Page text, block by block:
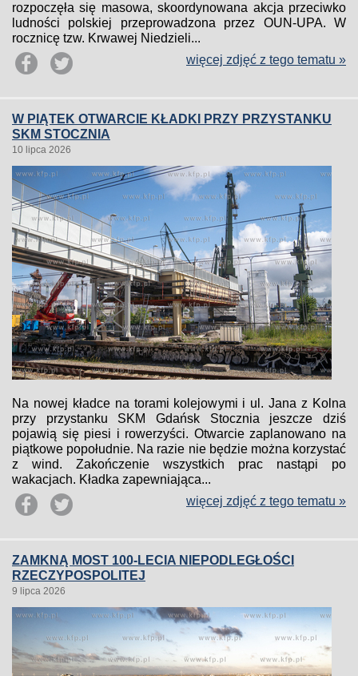
rozpoczęła się masowa, skoordynowana akcja przeciwko
ludności polskiej przeprowadzona przez OUN-UPA. W
rocznicę tzw. Krwawej Niedzieli...
więcej zdjęć z tego tematu »
W PIĄTEK OTWARCIE KŁADKI PRZY PRZYSTANKU
SKM STOCZNIA
10 lipca 2026
Na nowej kładce na torami kolejowymi i ul. Jana z Kolna
przy przystanku SKM Gdańsk Stocznia jeszcze dziś
pojawią się piesi i rowerzyści. Otwarcie zaplanowano na
piątkowe popołudnie. Na razie nie będzie można korzystać
z wind. Zakończenie wszystkich prac nastąpi po
wakacjach. Kładka zapewniająca...
więcej zdjęć z tego tematu »
ZAMKNĄ MOST 100-LECIA NIEPODLEGŁOŚCI
RZECZYPOSPOLITEJ
9 lipca 2026